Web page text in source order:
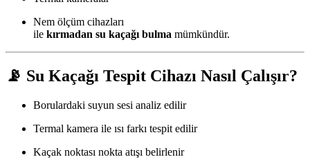
Nem ölçüm cihazları
ile kırmadan su kaçağı bulma mümkündür.
📡 Su Kaçağı Tespit Cihazı Nasıl Çalışır?
Borulardaki suyun sesi analiz edilir
Termal kamera ile ısı farkı tespit edilir
Kaçak noktası nokta atışı belirlenir